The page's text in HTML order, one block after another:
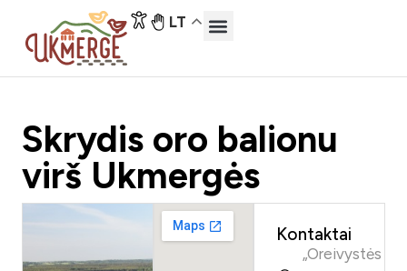
LT
Skrydis oro balionu
virš Ukmergės
Kontaktai
„Oreivystės